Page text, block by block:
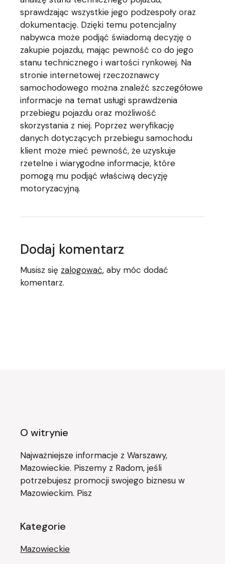
sprawdzając wszystkie jego podzespoły oraz
dokumentację. Dzięki temu potencjalny
nabywca może podjąć świadomą decyzję o
zakupie pojazdu, mając pewność co do jego
stanu technicznego i wartości rynkowej. Na
stronie internetowej rzeczoznawcy
samochodowego można znaleźć szczegółowe
informacje na temat usługi sprawdzenia
przebiegu pojazdu oraz możliwość
skorzystania z niej. Poprzez weryfikację
danych dotyczących przebiegu samochodu
klient może mieć pewność, że uzyskuje
rzetelne i wiarygodne informacje, które
pomogą mu podjąć właściwą decyzję
motoryzacyjną.
Dodaj komentarz
Musisz się zalogować, aby móc dodać
komentarz.
O witrynie
Najważniejsze informacje z Warszawy,
Mazowieckie. Piszemy z Radom, jeśli
potrzebujesz promocji swojego biznesu w
Mazowieckim. Pisz
Kategorie
Mazowieckie